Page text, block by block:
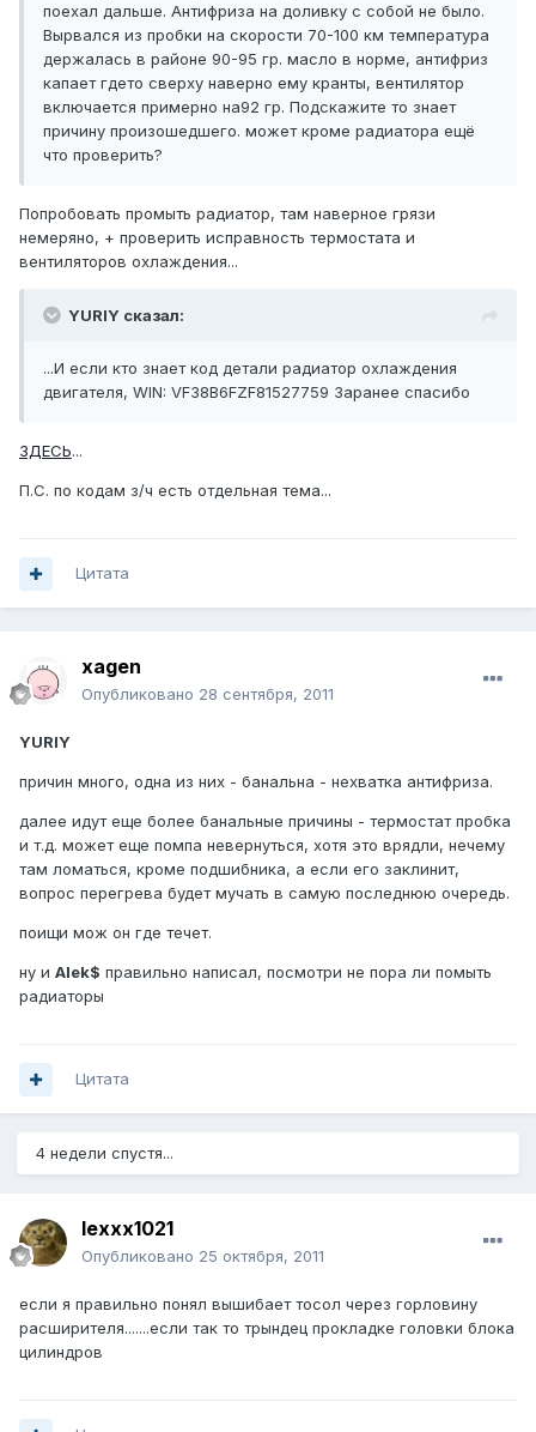
поехал дальше. Антифриза на доливку с собой не было.
Вырвался из пробки на скорости 70-100 км температура
держалась в районе 90-95 гр. масло в норме, антифриз
капает гдето сверху наверно ему кранты, вентилятор
включается примерно на92 гр. Подскажите то знает
причину произошедшего. может кроме радиатора ещё
что проверить?
Попробовать промыть радиатор, там наверное грязи
немеряно, + проверить исправность термостата и
вентиляторов охлаждения...
YURIY сказал:
...И если кто знает код детали радиатор охлаждения
двигателя, WIN: VF38B6FZF81527759 Заранее спасибо
ЗДЕСЬ...
П.С. по кодам з/ч есть отдельная тема...
Цитата
xagen
Опубликовано 28 сентября, 2011
YURIY
причин много, одна из них - банальна - нехватка антифриза.
далее идут еще более банальные причины - термостат пробка
и т.д. может еще помпа невернуться, хотя это врядли, нечему
там ломаться, кроме подшибника, а если его заклинит,
вопрос перегрева будет мучать в самую последнюю очередь.
поищи мож он где течет.
ну и Alek$ правильно написал, посмотри не пора ли помыть
радиаторы
Цитата
4 недели спустя...
lexxx1021
Опубликовано 25 октября, 2011
если я правильно понял вышибает тосол через горловину
расширителя.......если так то трындец прокладке головки блока
цилиндров